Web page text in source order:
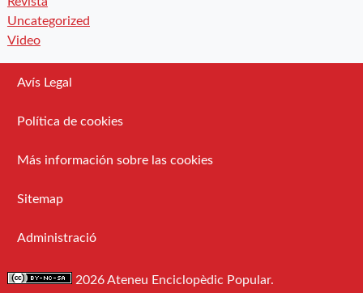
Uncategorized
Video
Avís Legal
Política de cookies
Más información sobre las cookies
Sitemap
Administració
2026 Ateneu Enciclopèdic Popular.